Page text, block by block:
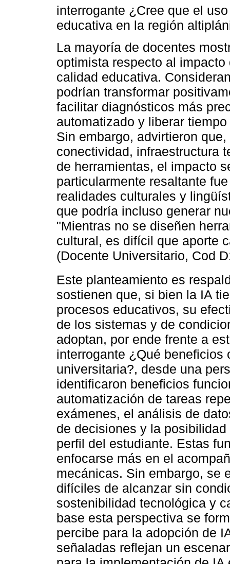
interrogante ¿Cree que el
educativa en la región
La mayoría de docentes
optimista respecto al
calidad educativa.
podrían transformar
facilitar diagnósticos más
automatizado y liberar
Sin embargo, advirtieron
conectividad, infraestructura
de herramientas, el impacto
particularmente resaltante
realidades culturales y
que podría incluso generar
"Mientras no se diseñen
cultural, es difícil que aporte
(Docente Universitario, Cod
Este planteamiento es
sostienen que, si bien la IA
procesos educativos, su
de los sistemas y de
adoptan, por ende frente a
interrogante ¿Qué beneficios
universitaria?, desde una
identificaron beneficios
automatización de tareas
exámenes, el análisis de
de decisiones y la
perfil del estudiante. Estas
enfocarse más en el
mecánicas. Sin embargo, se
difíciles de alcanzar sin
sostenibilidad tecnológica y
base esta perspectiva se
percibe para la adopción de
señaladas reflejan un